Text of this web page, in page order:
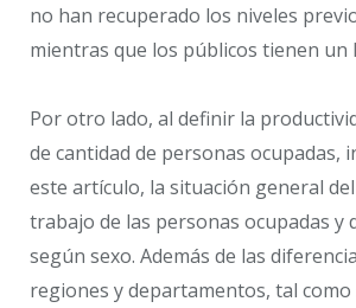
no han recuperado los niveles
mientras que los públicos tienen un
Por otro lado, al definir la
de cantidad de personas ocupadas,
este artículo, la situación general
trabajo de las personas ocupadas y
según sexo. Además de las
regiones y departamentos, tal como